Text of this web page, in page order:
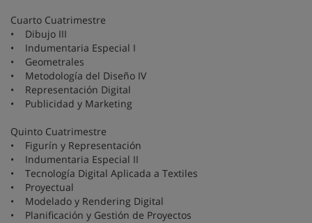
Cuarto Cuatrimestre
• Dibujo III
• Indumentaria Especial I
• Geometrales
• Metodología del Diseño IV
• Representación Digital
• Publicidad y Marketing
Quinto Cuatrimestre
• Figurín y Representación
• Indumentaria Especial II
• Tecnología Digital Aplicada a Textiles
• Proyectual
• Modelado y Rendering Digital
• Planificación y Gestión de Proyectos